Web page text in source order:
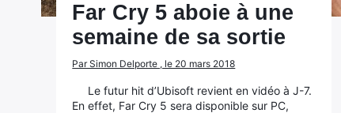
Far Cry 5 aboie à une
semaine de sa sortie
Par Simon Delporte , le 20 mars 2018
Le futur hit d’Ubisoft revient en vidéo à J-7.
En effet, Far Cry 5 sera disponible sur PC,